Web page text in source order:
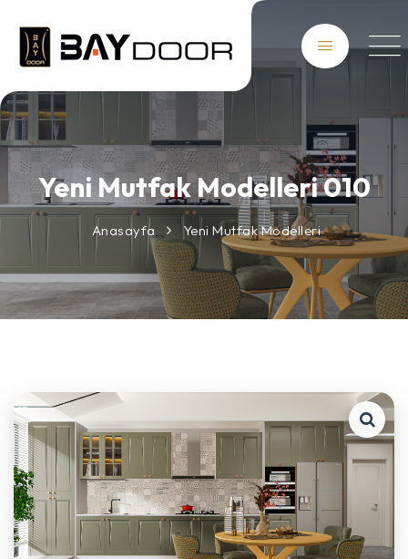
Yeni Mutfak Modelleri 010
Anasayfa Yeni Mutfak Modelleri